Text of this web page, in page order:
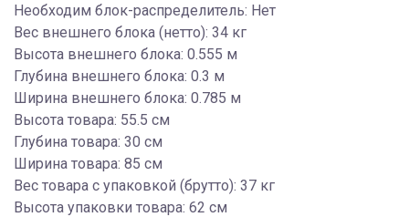
Необходим блок-распределитель: Нет
Вес внешнего блока (нетто): 34 кг
Высота внешнего блока: 0.555 м
Глубина внешнего блока: 0.3 м
Ширина внешнего блока: 0.785 м
Высота товара: 55.5 см
Глубина товара: 30 см
Ширина товара: 85 см
Вес товара с упаковкой (брутто): 37 кг
Высота упаковки товара: 62 см